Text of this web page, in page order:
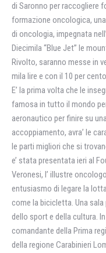
di Saronno per raccogliere
formazione oncologica,
di oncologia, impegnata
Diecimila “Blue Jet” le
Rivolto, saranno messe in
mila lire e con il 10 per
E’ la prima volta che le
famosa in tutto il mondo
aeronautico per finire su
accoppiamento, avra’ le
le parti migliori che si
e’ stata presentata ieri al
Veronesi, l’ illustre
entusiasmo di legare la
come la bicicletta. Una sala
dello sport e della cultura.
comandante della Prima
della regione Carabinieri